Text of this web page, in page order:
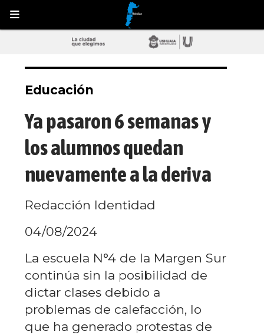
Ya pasaron 6 semanas y
los alumnos quedan
nuevamente a la deriva
La escuela N°4 de la Margen Sur
continúa sin la posibilidad de
dictar clases debido a
problemas de calefacción, lo
que ha generado protestas de
Educación
04/08/2024
Redacción Identidad